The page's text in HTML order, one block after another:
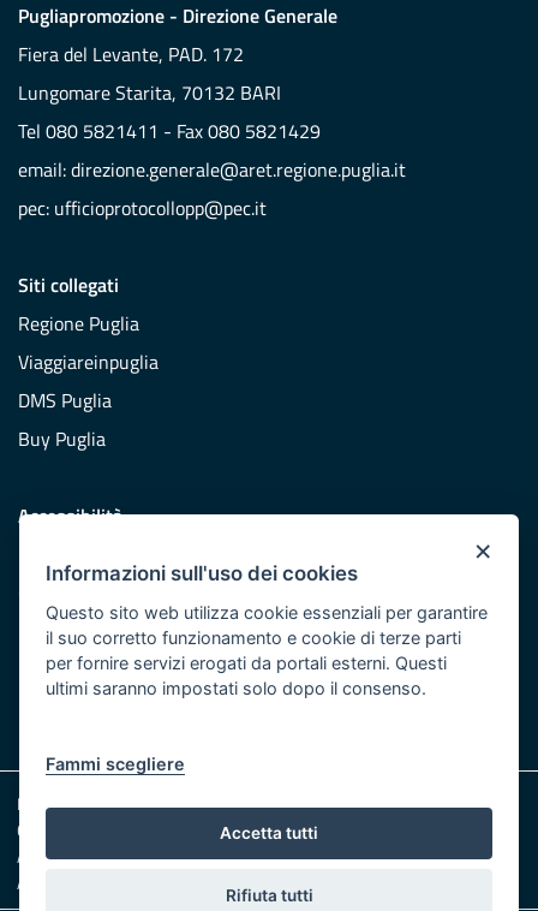
×
Informazioni sull'uso dei cookies
Questo sito web utilizza cookie essenziali per garantire
il suo corretto funzionamento e cookie di terze parti
per fornire servizi erogati da portali esterni. Questi
ultimi saranno impostati solo dopo il consenso.
Fammi scegliere
Accetta tutti
Rifiuta tutti
Pugliapromozione - Direzione Generale
Fiera del Levante, PAD. 172
Lungomare Starita, 70132 BARI
Tel 080 5821411 - Fax 080 5821429
email:direzione.generale@aret.regione.puglia.it
pec: ufficioprotocollopp@pec.it
Siti collegati
Regione Puglia
Viaggiareinpuglia
DMS Puglia
Buy Puglia
Accessibilità
Redazione
Responsabili pubblicazione
Note legali
Cookie e Privacy
Amministrazione trasparente
Albo pretorio